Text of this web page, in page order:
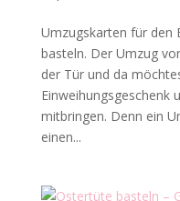
Umzugskarten für den
basteln. Der Umzug
der Tür und da
Einweihungsgeschenk
mitbringen. Denn ein
einen...